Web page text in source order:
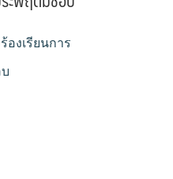
องเรียนการ